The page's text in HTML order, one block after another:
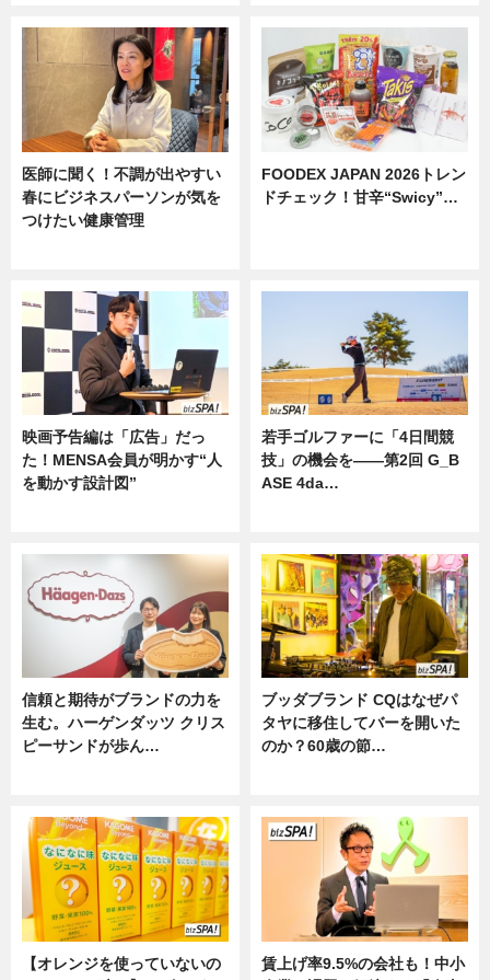
医師に聞く！不調が出やすい
春にビジネスパーソンが気を
つけたい健康管理
FOODEX JAPAN 2026トレン
ドチェック！甘辛“Swicy”…
映画予告編は「広告」だっ
た！MENSA会員が明かす“人
を動かす設計図”
若手ゴルファーに「4日間競
技」の機会を——第2回 G_B
ASE 4da…
信頼と期待がブランドの力を
生む。ハーゲンダッツ クリス
ピーサンドが歩ん…
ブッダブランド CQはなぜパ
タヤに移住してバーを開いた
のか？60歳の節…
【オレンジを使っていないの
賃上げ率9.5%の会社も！中小